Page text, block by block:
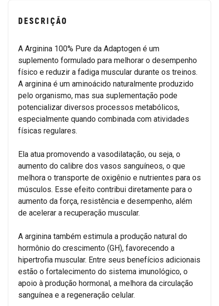
DESCRIÇÃO
A Arginina 100% Pure da Adaptogen é um
suplemento formulado para melhorar o desempenho
físico e reduzir a fadiga muscular durante os treinos.
A arginina é um aminoácido naturalmente produzido
pelo organismo, mas sua suplementação pode
potencializar diversos processos metabólicos,
especialmente quando combinada com atividades
físicas regulares.
Ela atua promovendo a vasodilatação, ou seja, o
aumento do calibre dos vasos sanguíneos, o que
melhora o transporte de oxigênio e nutrientes para os
músculos. Esse efeito contribui diretamente para o
aumento da força, resistência e desempenho, além
de acelerar a recuperação muscular.
A arginina também estimula a produção natural do
hormônio do crescimento (GH), favorecendo a
hipertrofia muscular. Entre seus benefícios adicionais
estão o fortalecimento do sistema imunológico, o
apoio à produção hormonal, a melhora da circulação
sanguínea e a regeneração celular.